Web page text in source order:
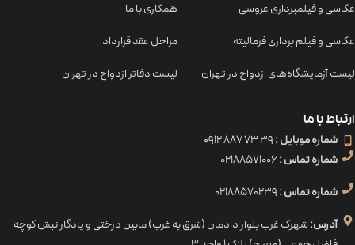
عکاسی و فیلمبرداری عروسی
عکاسی و فیلم برداری فرمالیته
لیست آزمایشگاه‌های ازدواج در تهران
همکاری با ما
مراحل عقد قرارداد
لیست دفاتر ازدواج در تهران
ارتباط با ما
شماره موبایل :
شماره تماس :
شماره تماس :
آدرس:شهرک غرب بلوار دادمان (شرق به غرب) مابین درختی و یادگار نبش کوچه